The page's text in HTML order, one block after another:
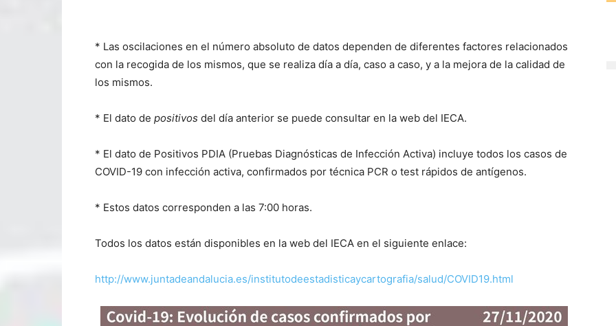
* Las oscilaciones en el número absoluto de datos dependen de diferentes factores relacionados
con la recogida de los mismos, que se realiza día a día, caso a caso, y a la mejora de la calidad de
los mismos.
* El dato de positivos del día anterior se puede consultar en la web del IECA.
* El dato de Positivos PDIA (Pruebas Diagnósticas de Infección Activa) incluye todos los casos de
COVID-19 con infección activa, confirmados por técnica PCR o test rápidos de antígenos.
* Estos datos corresponden a las 7:00 horas.
Todos los datos están disponibles en la web del IECA en el siguiente enlace:
http://www.juntadeandalucia.es/institutodeestadisticaycartografia/salud/COVID19.html